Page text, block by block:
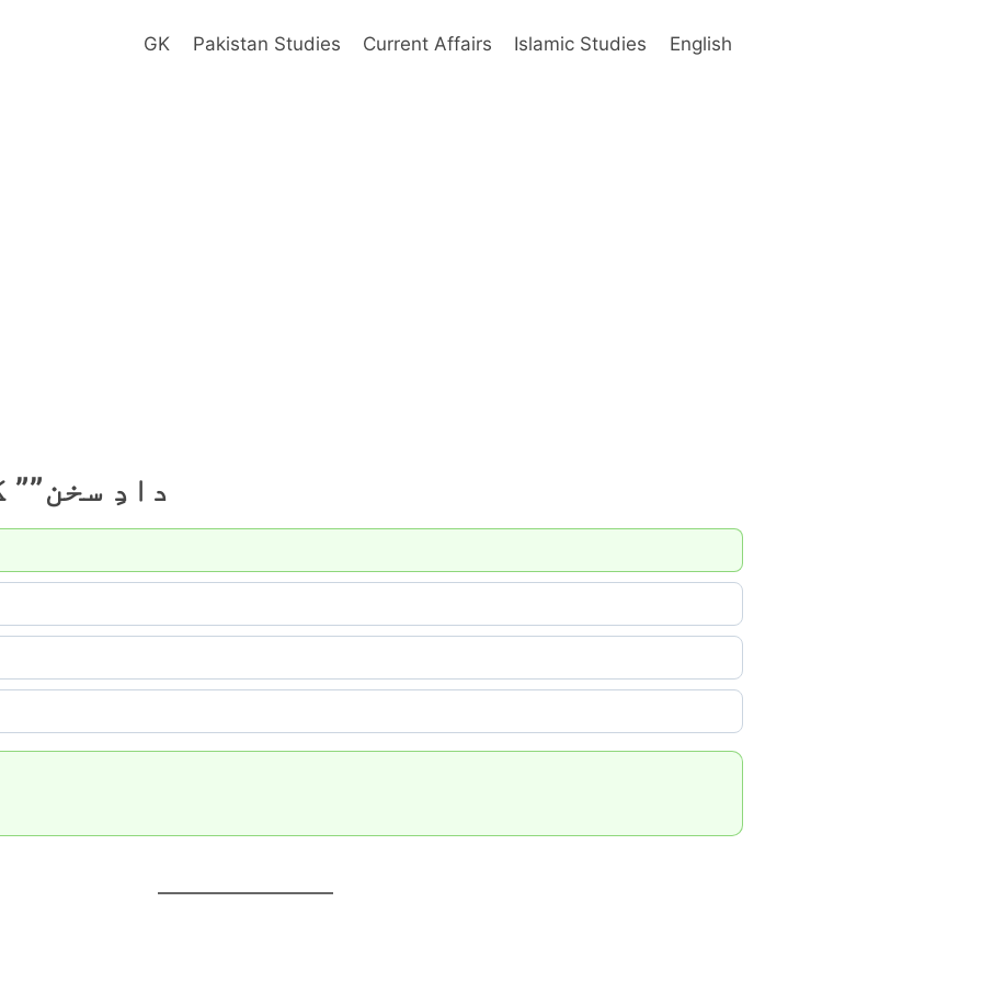
GK Pakistan Studies Current Affairs Islamic Studies English
دادِ